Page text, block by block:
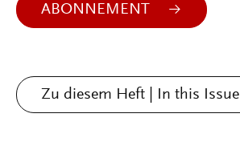
ABONNEMENT
Zu diesem Heft | In this Issue